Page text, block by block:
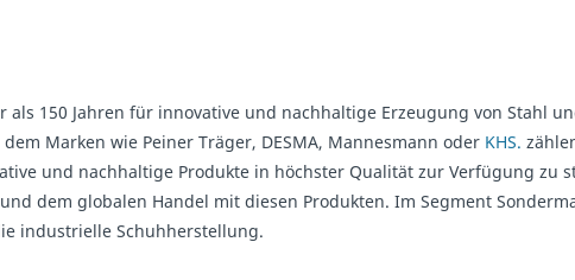
150 Jahren für innovative und nachhaltige Erzeugung von Stahl
Marken wie Peiner Träger, DESMA, Mannesmann oder KHS.
und nachhaltige Produkte in höchster Qualität zur Verfügung zu
dem globalen Handel mit diesen Produkten. Im Segment
industrielle Schuhherstellung.